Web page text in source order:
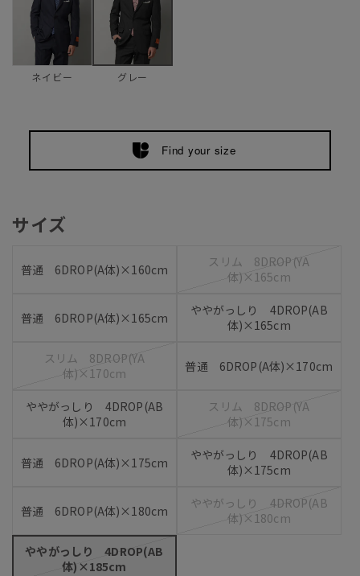
ネイビー グレー
Find your size
サイズ
普通 6DROP(A体)×160cm
スリム 8DROP(YA
体)×165cm
普通 6DROP(A体)×165cm
ややがっしり 4DROP(AB
体)×165cm
スリム 8DROP(YA
体)×170cm
普通 6DROP(A体)×170cm
ややがっしり 4DROP(AB
体)×170cm
スリム 8DROP(YA
体)×175cm
普通 6DROP(A体)×175cm
ややがっしり 4DROP(AB
体)×175cm
普通 6DROP(A体)×180cm
ややがっしり 4DROP(AB
体)×180cm
ややがっしり 4DROP(AB
体)×185cm